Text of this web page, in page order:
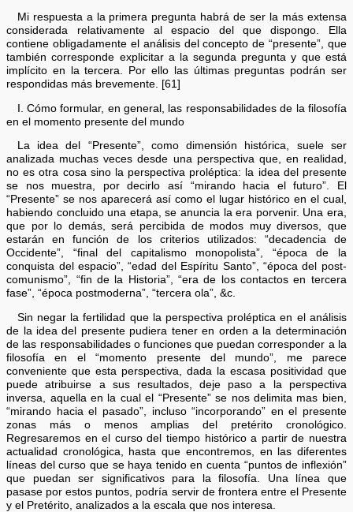
Mi respuesta a la primera pregunta habrá de ser la más extensa
considerada relativamente al espacio del que dispongo. Ella
contiene obligadamente el análisis del concepto de “presente”, que
también corresponde explicitar a la segunda pregunta y que está
implícito en la tercera. Por ello las últimas preguntas podrán ser
respondidas más brevemente. [61]
I. Cómo formular, en general, las responsabilidades de la filosofía
en el momento presente del mundo
La idea del “Presente”, como dimensión histórica, suele ser
analizada muchas veces desde una perspectiva que, en realidad,
no es otra cosa sino la perspectiva proléptica: la idea del presente
se nos muestra, por decirlo así “mirando hacia el futuro”. El
“Presente” se nos aparecerá así como el lugar histórico en el cual,
habiendo concluido una etapa, se anuncia la era porvenir. Una era,
que por lo demás, será percibida de modos muy diversos, que
estarán en función de los criterios utilizados: “decadencia de
Occidente”, “final del capitalismo monopolista”, “época de la
conquista del espacio”, “edad del Espíritu Santo”, “época del post-
comunismo”, “fin de la Historia”, “era de los contactos en tercera
fase”, “época postmoderna”, “tercera ola”, &c.
Sin negar la fertilidad que la perspectiva proléptica en el análisis
de la idea del presente pudiera tener en orden a la determinación
de las responsabilidades o funciones que puedan corresponder a la
filosofía en el “momento presente del mundo”, me parece
conveniente que esta perspectiva, dada la escasa positividad que
puede atribuirse a sus resultados, deje paso a la perspectiva
inversa, aquella en la cual el “Presente” se nos delimita mas bien,
“mirando hacia el pasado”, incluso “incorporando” en el presente
zonas más o menos amplias del pretérito cronológico.
Regresaremos en el curso del tiempo histórico a partir de nuestra
actualidad cronológica, hasta que encontremos, en las diferentes
líneas del curso que se haya tenido en cuenta “puntos de inflexión”
que puedan ser significativos para la filosofía. Una línea que
pasase por estos puntos, podría servir de frontera entre el Presente
y el Pretérito, analizados a la escala que nos interesa.